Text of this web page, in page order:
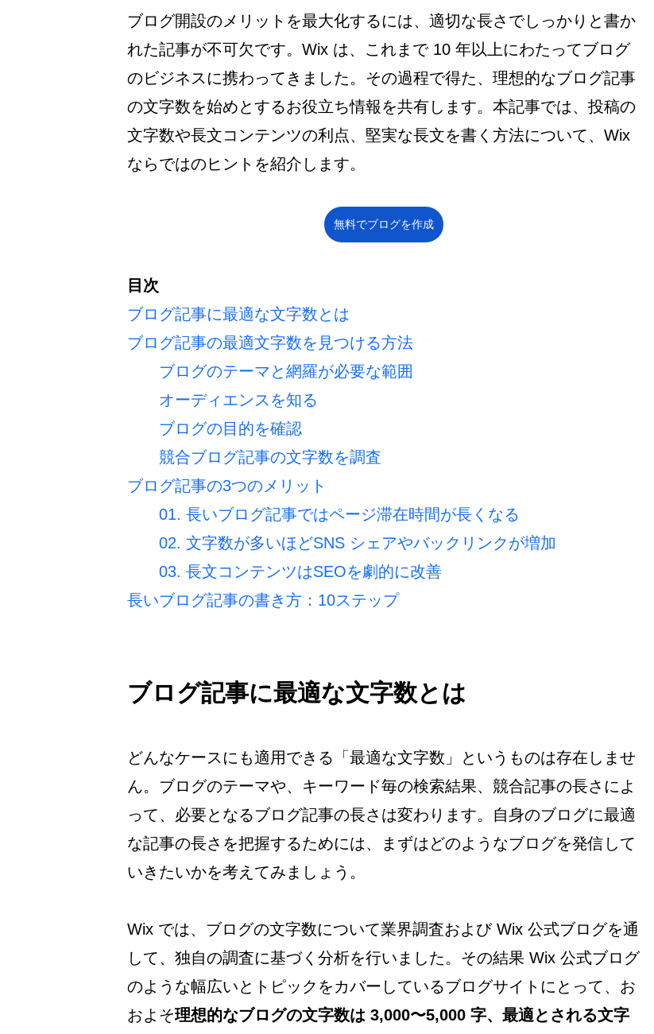
ブログ開設のメリットを最大化するには、適切な長さでしっかりと書か
れた記事が不可欠です。Wix は、これまで 10 年以上にわたってブログ
のビジネスに携わってきました。その過程で得た、理想的なブログ記事
の文字数を始めとするお役立ち情報を共有します。本記事では、投稿の
文字数や長文コンテンツの利点、堅実な長文を書く方法について、Wix
ならではのヒントを紹介します。
無料でブログを作成
目次
ブログ記事に最適な文字数とは
ブログ記事の最適文字数を見つける方法
ブログのテーマと網羅が必要な範囲
オーディエンスを知る
ブログの目的を確認
競合ブログ記事の文字数を調査
ブログ記事の3つのメリット
01. 長いブログ記事ではページ滞在時間が長くなる
02. 文字数が多いほどSNS シェアやバックリンクが増加
03. 長文コンテンツはSEOを劇的に改善
長いブログ記事の書き方：10ステップ
ブログ記事に最適な文字数とは
どんなケースにも適用できる「最適な文字数」というものは存在しませ
ん。ブログのテーマや、キーワード毎の検索結果、競合記事の長さによ
って、必要となるブログ記事の長さは変わります。自身のブログに最適
な記事の長さを把握するためには、まずはどのようなブログを発信して
いきたいかを考えてみましょう。
Wix では、ブログの文字数について業界調査および Wix 公式ブログを通
して、独自の調査に基づく分析を行いました。その結果 Wix 公式ブログ
のような幅広いとトピックをカバーしているブログサイトにとって、お
およそ理想的なブログの文字数は 3,000〜5,000 字、最適とされる文字